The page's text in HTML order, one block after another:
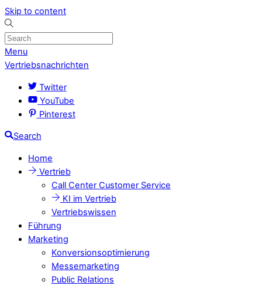
Skip to content
Menu
Vertriebsnachrichten
Twitter
YouTube
Pinterest
Search
Home
Vertrieb
Call Center Customer Service
KI im Vertrieb
Vertriebswissen
Führung
Marketing
Konversionsoptimierung
Messemarketing
Public Relations